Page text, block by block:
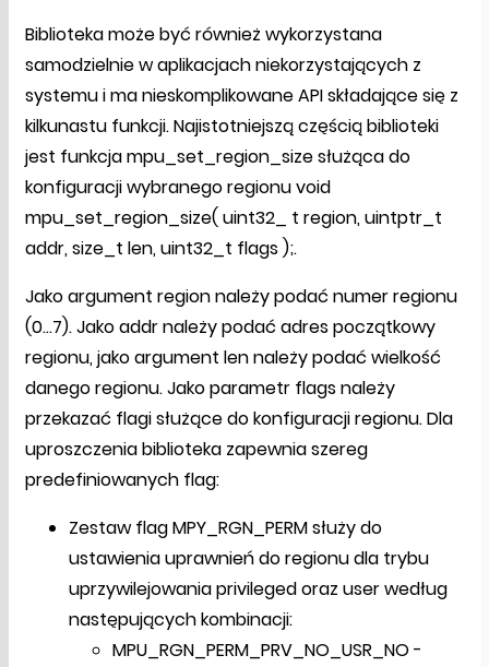
Biblioteka może być również wykorzystana
samodzielnie w aplikacjach niekorzystających z
systemu i ma nieskomplikowane API składające się z
kilkunastu funkcji. Najistotniejszą częścią biblioteki
jest funkcja mpu_set_region_size służąca do
konfiguracji wybranego regionu void
mpu_set_region_size( uint32_ t region, uintptr_t
addr, size_t len, uint32_t flags );.
Jako argument region należy podać numer regionu
(0...7). Jako addr należy podać adres początkowy
regionu, jako argument len należy podać wielkość
danego regionu. Jako parametr flags należy
przekazać flagi służące do konfiguracji regionu. Dla
uproszczenia biblioteka zapewnia szereg
predefiniowanych flag:
Zestaw flag MPY_RGN_PERM służy do
ustawienia uprawnień do regionu dla trybu
uprzywilejowania privileged oraz user według
następujących kombinacji:
MPU_RGN_PERM_PRV_NO_USR_NO -